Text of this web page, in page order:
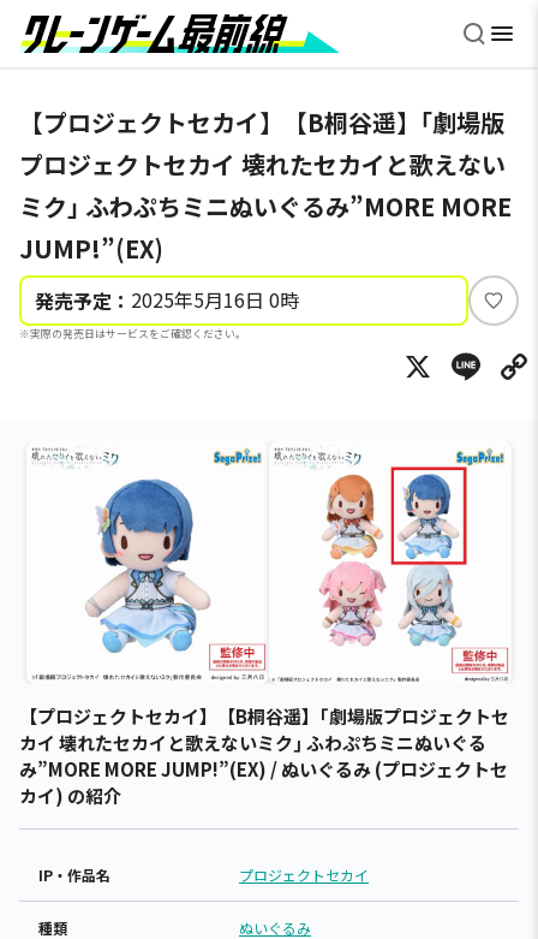
【プロジェクトセカイ】【B桐谷遥】｢劇場版
プロジェクトセカイ 壊れたセカイと歌えない
ミク｣ ふわぷちミニぬいぐるみ”MORE MORE
JUMP!”(EX)
発売予定： 2025年5月16日 0時
※実際の発売日はサービスをご確認ください。
い
ね
X
【プロジェクトセカイ】【B桐谷遥】｢劇場版プロジェクトセ
カイ 壊れたセカイと歌えないミク｣ ふわぷちミニぬいぐる
み”MORE MORE JUMP!”(EX) / ぬいぐるみ (プロジェクトセ
カイ) の紹介
IP・作品名 プロジェクトセカイ
種類 ぬいぐるみ